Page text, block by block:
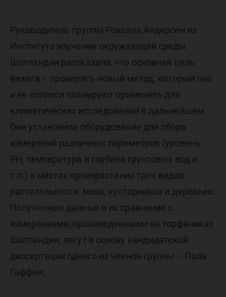
Руководитель группы Роксана Андерсен из
Института изучения окружающей среды
Шотландии рассказала, что основная цель
визита – проверить новый метод, который она
и ее коллеги планируют применять для
климатических исследований в дальнейшем.
Они установили оборудование для сбора
измерений различных параметров (уровень
PH, температура и глубина грунтовых вод и
т.п.) в местах произрастания трех видов
растительности: мхов, кустарников и деревьев.
Полученные данные и их сравнение с
измерениями, произведенными на торфяниках
Шотландии, лягут в основу кандидатской
диссертации одного из членов группы – Пола
Гаффни.